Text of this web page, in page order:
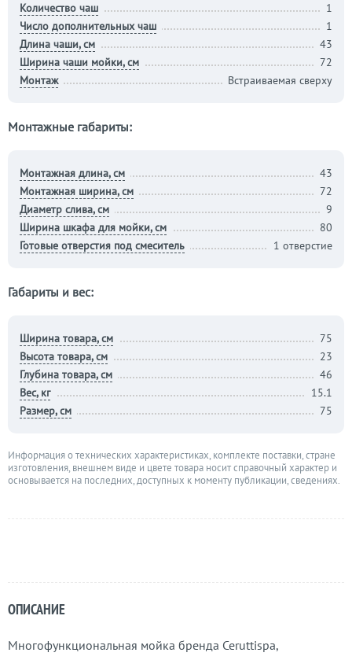
ОПИСАНИЕ
Многофункциональная мойка бренда Ceruttispa,
Количество чаш
1
Число дополнительных чаш
1
Длина чаши, см
43
Ширина чаши мойки, см
72
Монтаж
Встраиваемая сверху
Монтажные габариты:
Монтажная длина, см
43
Монтажная ширина, см
72
Диаметр слива, см
9
Ширина шкафа для мойки, см
80
Готовые отверстия под смеситель
1 отверстие
Габариты и вес:
Ширина товара, см
75
Высота товара, см
23
Глубина товара, см
46
Вес, кг
15.1
Размер, см
75
Информация о технических характеристиках, комплекте поставки, стране
изготовления, внешнем виде и цвете товара носит справочный характер и
основывается на последних, доступных к моменту публикации, сведениях.